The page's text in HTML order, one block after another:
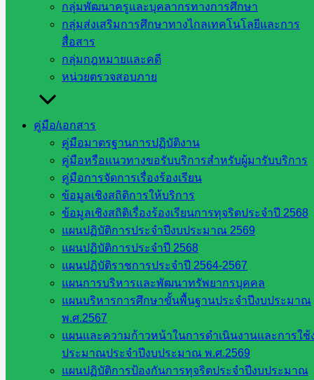
กลุ่มพัฒนาครูและบุคลากรทางการศึกษา
กลุ่มส่งเสริมการศึกษาทางไกลเทคโนโลยีและการ
สื่อสาร
กลุ่มกฎหมายและคดี
หน่วยตรวจสอบภาย
คู่มือ/เอกสาร
คู่มือมาตรฐานการปฏิบัติงาน
คู่มือหรือแนวทางขอรับบริการสำหรับผู้มารับบริการ
คู่มือการจัดการเรื่องร้องเรียน
ข้อมูลเชิงสถิติการให้บริการ
ข้อมูลเชิงสถิติเรื่องร้องเรียนการทุจริตประจำปี 2568
แผนปฏิบัติการประจำปีงบประมาณ 2569
แผนปฏิบัติการประจำปี 2568
แผนปฏิบัติราชการประจำปี 2564-2567
แผนการบริหารและพัฒนาทรัพยากรบุคคล
แผนบริหารการศึกษาขั้นพื้นฐานประจำปีงบประมาณ
พ.ศ.2567
แผนและความก้าวหน้าในการดำเนินงานและการใช้
ประมาณประจำปีงบประมาณ พ.ศ.2569
แผนปฏิบัติการป้องกันการทุจริตประจำปีงบประมาณ
สิงหาคม 27, 2024สิงหาคม 31, 2024
ข่าว
ประชาสัมพันธ์
วันอังคาร ที่ 27 สิงหาคม 2567 เวลา 13.00 น.นายอัมพล หัน […]
หน่วยงาน
ที่เกี่ยวข้อง
กระทรวง
ศึกษาธิการ
กระทรวง
การ
อุดมศึกษา
สำนักงาน
เลขาธิการ
สภาการ
สำนักงาน
กรรมการ